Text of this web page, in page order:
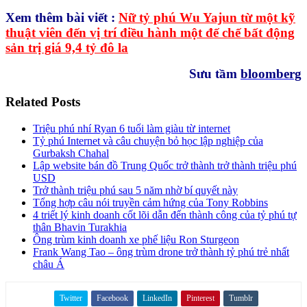
Xem thêm bài viết : Nữ tỷ phú Wu Yajun từ một kỹ
thuật viên đến vị trí điều hành một đế chế bất động
sản trị giá 9,4 tỷ đô la
Sưu tầm bloomberg
Related Posts
Triệu phú nhí Ryan 6 tuổi làm giàu từ internet
Tỷ phú Internet và câu chuyện bỏ học lập nghiệp của
Gurbaksh Chahal
Lập website bán đồ Trung Quốc trở thành trở thành triệu phú
USD
Trở thành triệu phú sau 5 năm nhờ bí quyết này
Tổng hợp câu nói truyền cảm hứng của Tony Robbins
4 triết lý kinh doanh cốt lõi dẫn đến thành công của tỷ phú tự
thân Bhavin Turakhia
Ông trùm kinh doanh xe phế liệu Ron Sturgeon
Frank Wang Tao – ông trùm drone trở thành tỷ phú trẻ nhất
châu Á
Twitter Facebook LinkedIn Pinterest Tumblr